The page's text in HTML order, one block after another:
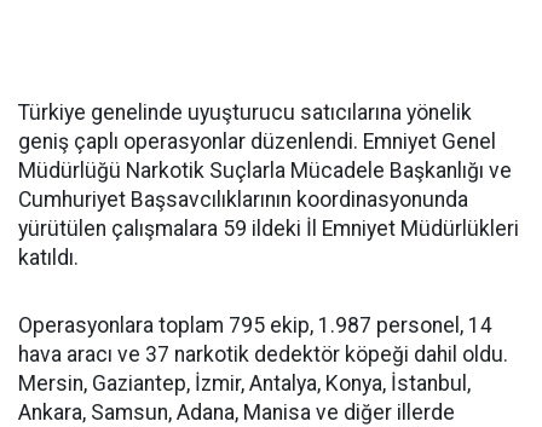
Türkiye genelinde uyuşturucu satıcılarına yönelik
geniş çaplı operasyonlar düzenlendi. Emniyet Genel
Müdürlüğü Narkotik Suçlarla Mücadele Başkanlığı ve
Cumhuriyet Başsavcılıklarının koordinasyonunda
yürütülen çalışmalara 59 ildeki İl Emniyet Müdürlükleri
katıldı.
Operasyonlara toplam 795 ekip, 1.987 personel, 14
hava aracı ve 37 narkotik dedektör köpeği dahil oldu.
Mersin, Gaziantep, İzmir, Antalya, Konya, İstanbul,
Ankara, Samsun, Adana, Manisa ve diğer illerde